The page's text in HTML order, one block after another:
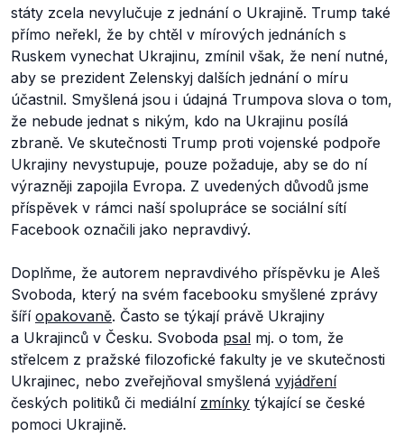
státy zcela nevylučuje z jednání o Ukrajině. Trump také
přímo neřekl, že by chtěl v mírových jednáních s
Ruskem vynechat Ukrajinu, zmínil však, že není nutné,
aby se prezident Zelenskyj dalších jednání o míru
účastnil. Smyšlená jsou i údajná Trumpova slova o tom,
že nebude jednat s nikým, kdo na Ukrajinu posílá
zbraně. Ve skutečnosti Trump proti vojenské podpoře
Ukrajiny nevystupuje, pouze požaduje, aby se do ní
výrazněji zapojila Evropa. Z uvedených důvodů jsme
příspěvek v rámci naší spolupráce se sociální sítí
Facebook označili jako nepravdivý.
Doplňme, že autorem nepravdivého příspěvku je Aleš
Svoboda, který na svém facebooku smyšlené zprávy
šíří opakovaně. Často se týkají právě Ukrajiny
a Ukrajinců v Česku. Svoboda psal mj. o tom, že
střelcem z pražské filozofické fakulty je ve skutečnosti
Ukrajinec, nebo zveřejňoval smyšlená vyjádření
českých politiků či mediální zmínky týkající se české
pomoci Ukrajině.